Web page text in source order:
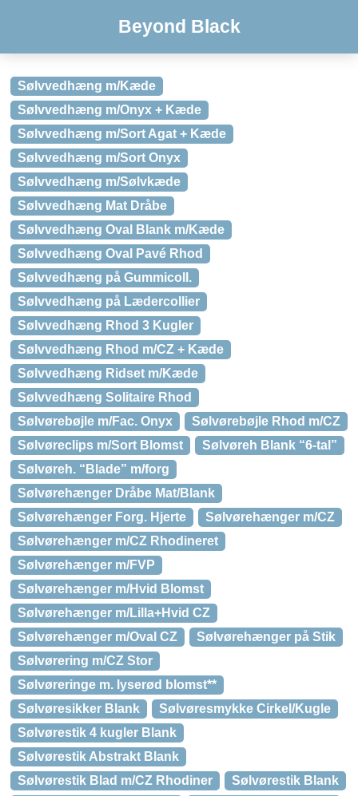
Beyond Black
Sølvvedhæng m/Kæde
Sølvvedhæng m/Onyx + Kæde
Sølvvedhæng m/Sort Agat + Kæde
Sølvvedhæng m/Sort Onyx
Sølvvedhæng m/Sølvkæde
Sølvvedhæng Mat Dråbe
Sølvvedhæng Oval Blank m/Kæde
Sølvvedhæng Oval Pavé Rhod
Sølvvedhæng på Gummicoll.
Sølvvedhæng på Lædercollier
Sølvvedhæng Rhod 3 Kugler
Sølvvedhæng Rhod m/CZ + Kæde
Sølvvedhæng Ridset m/Kæde
Sølvvedhæng Solitaire Rhod
Sølvørebøjle m/Fac. Onyx
Sølvørebøjle Rhod m/CZ
Sølvøreclips m/Sort Blomst
Sølvøreh Blank “6-tal”
Sølvøreh. “Blade” m/forg
Sølvørehænger Dråbe Mat/Blank
Sølvørehænger Forg. Hjerte
Sølvørehænger m/CZ
Sølvørehænger m/CZ Rhodineret
Sølvørehænger m/FVP
Sølvørehænger m/Hvid Blomst
Sølvørehænger m/Lilla+Hvid CZ
Sølvørehænger m/Oval CZ
Sølvørehænger på Stik
Sølvørering m/CZ Stor
Sølvøreringe m. lyserød blomst**
Sølvøresikker Blank
Sølvøresmykke Cirkel/Kugle
Sølvørestik 4 kugler Blank
Sølvørestik Abstrakt Blank
Sølvørestik Blad m/CZ Rhodiner
Sølvørestik Blank